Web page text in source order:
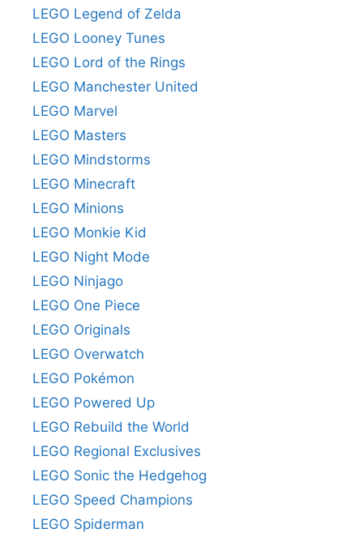
LEGO Legend of Zelda
LEGO Looney Tunes
LEGO Lord of the Rings
LEGO Manchester United
LEGO Marvel
LEGO Masters
LEGO Mindstorms
LEGO Minecraft
LEGO Minions
LEGO Monkie Kid
LEGO Night Mode
LEGO Ninjago
LEGO One Piece
LEGO Originals
LEGO Overwatch
LEGO Pokémon
LEGO Powered Up
LEGO Rebuild the World
LEGO Regional Exclusives
LEGO Sonic the Hedgehog
LEGO Speed Champions
LEGO Spiderman